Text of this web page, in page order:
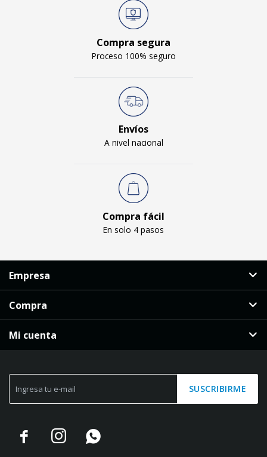
Compra segura
Proceso 100% seguro
Envíos
A nivel nacional
Compra fácil
En solo 4 pasos
SUSCRIBIRME
  
Empresa
Compra
Mi cuenta